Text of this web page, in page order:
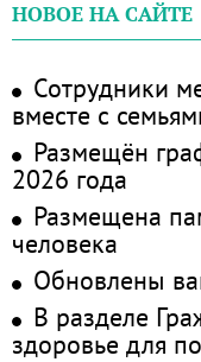
НОВОЕ НА САЙТЕ
Сотрудники
вместе с
Размещён
2026 года
Размещена
человека
Обновлены
В разделе
здоровье для